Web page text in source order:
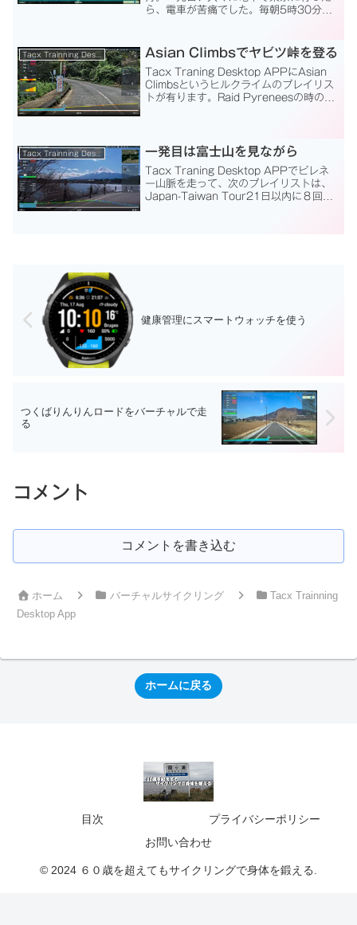
ら、電車が苦痛でした。毎朝5時30分に
140と落ち着いています。そして、今日
はエアコン...
Tacx Trainning Desktop App Asian Climbsでヤビツ峠を登る
Tacx Traning Desktop APPにAsian
Climbsというヒルクライムのプレイリス
トが有ります。Raid Pyreneesの時のよ
Tacx Trainning Desktop App 一発目は富士山を見ながら
Tacx Traning Desktop APPでピレネ
ー山脈を走って、次のプレイリストは、
Japan-Taiwan Tour21日以内に８回の
健康管理にスマートウォッチを使う
つくばりんりんロードをバーチャルで走
る
コメント
コメントを書き込む
ホーム バーチャルサイクリング
Tacx Trainning
Desktop App
ホームに戻る
目次
プライバシーポリシー
お問い合わせ
© 2024 ６０歳を超えてもサイクリングで身体を鍛える.